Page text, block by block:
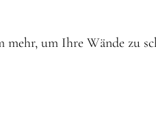
mehr, um Ihre Wände zu